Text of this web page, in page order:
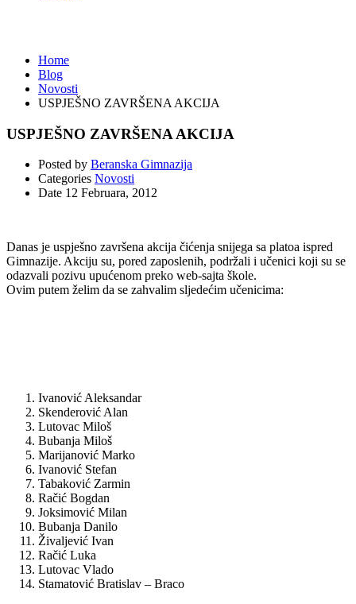
Home
Blog
Novosti
USPJEŠNO ZAVRŠENA AKCIJA
USPJEŠNO ZAVRŠENA AKCIJA
Posted by Beranska Gimnazija
Categories Novosti
Date 12 Februara, 2012
Danas je uspješno završena akcija čićenja snijega sa platoa ispred
Gimnazije. Akciju su, pored zaposlenih, podržali i učenici koji su se
odazvali pozivu upućenom preko web-sajta škole.
Ovim putem želim da se zahvalim sljedećim učenicima:
Ivanović Aleksandar
Skenderović Alan
Lutovac Miloš
Bubanja Miloš
Marijanović Marko
Ivanović Stefan
Tabaković Zarmin
Račić Bogdan
Joksimović Milan
Bubanja Danilo
Živaljević Ivan
Račić Luka
Lutovac Vlado
Stamatović Bratislav – Braco